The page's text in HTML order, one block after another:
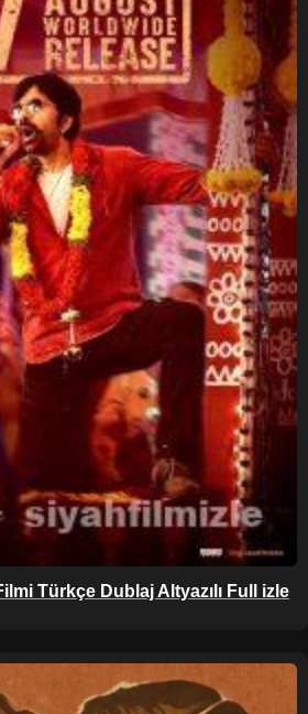
Türkçe Dublaj Altyazılı Full izle